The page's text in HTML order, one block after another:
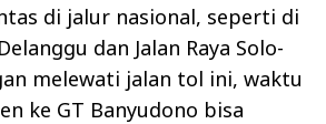
di jalur nasional, seperti di
dan Jalan Raya Solo-
melewati jalan tol ini, waktu
ke GT Banyudono bisa